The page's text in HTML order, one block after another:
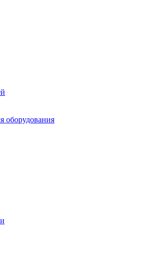
оборудования